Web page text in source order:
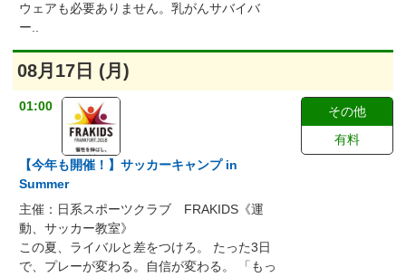
ウェアも必要ありません。乳がんサバイバ
ー..
08月17日 (月)
01:00
【今年も開催！】サッカーキャンプ in
Summer
主催：日系スポーツクラブ FRAKIDS《運
動、サッカー教室》
この夏、ライバルと差をつけろ。 たった3日
で、プレーが変わる。自信が変わる。 「もっ
その他
有料